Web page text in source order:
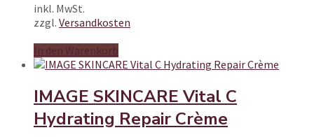
inkl. MwSt.
zzgl. Versandkosten
In den Warenkorb
IMAGE SKINCARE Vital C
Hydrating Repair Crème